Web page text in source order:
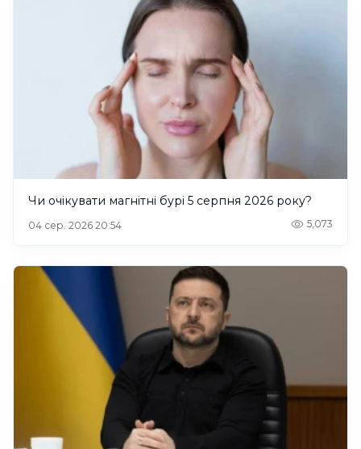
Чи очікувати магнітні бурі 5 серпня 2026 року?
04 сер. 2026 20:54 5,073